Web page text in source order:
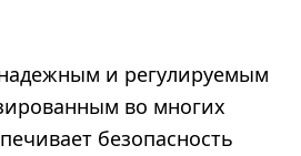
надежным и регулируемым
во многих
безопасность